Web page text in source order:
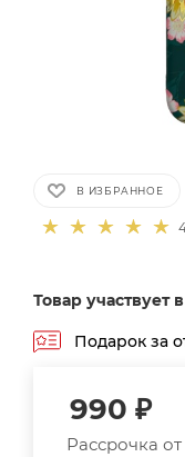
В ИЗБРАННОЕ
Товар участвует
Подарок за
990 ₽
Рассрочка от